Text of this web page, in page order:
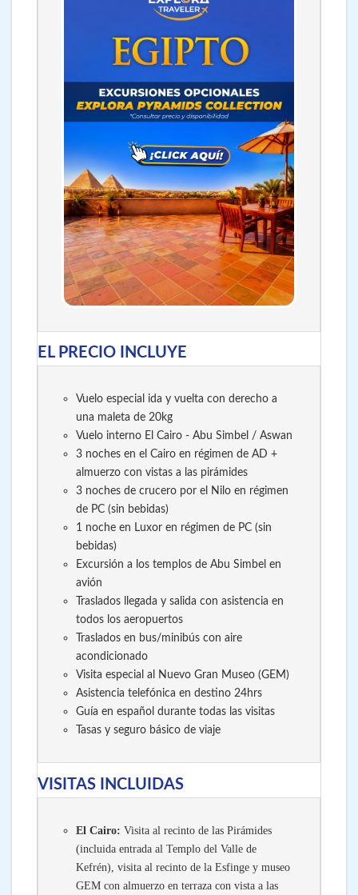
EL PRECIO INCLUYE
Vuelo especial ida y vuelta con derecho a
una maleta de 20kg
Vuelo interno El Cairo - Abu Simbel / Aswan
3 noches en el Cairo en régimen de AD +
almuerzo con vistas a las pirámides
3 noches de crucero por el Nilo en régimen
de PC (sin bebidas)
1 noche en Luxor en régimen de PC (sin
bebidas)
Excursión a los templos de Abu Simbel en
avión
Traslados llegada y salida con asistencia en
todos los aeropuertos
Traslados en bus/minibús con aire
acondicionado
Visita especial al Nuevo Gran Museo (GEM)
Asistencia telefónica en destino 24hrs
Guía en español durante todas las visitas
Tasas y seguro básico de viaje
VISITAS INCLUIDAS
El Cairo: Visita al recinto de las Pirámides
(incluida entrada al Templo del Valle de
Kefrén), visita al recinto de la Esfinge y museo
GEM con almuerzo en terraza con vista a las